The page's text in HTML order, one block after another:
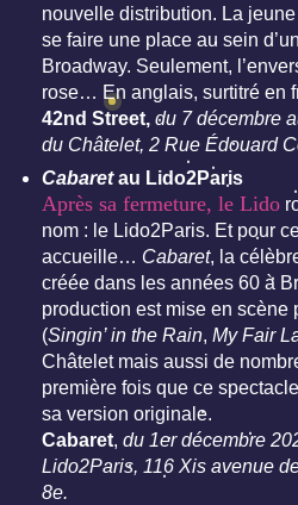
nouvelle distribution. La
se faire une place au sein
Broadway. Seulement,
rose… En anglais, surtitré en
42nd Street, du 7 décembre
du Châtelet, 2 Rue Édouard
Cabaretau Lido2Paris
Après sa fermeture, le Lido
nom : le Lido2Paris. Et pour
accueille… Cabaret, la
créée dans les années 60 à
production est mise en scène
(Singin’ in the Rain, My Fair
Châtelet mais aussi de
première fois que ce
sa version originale.
Cabaret, du 1er décembre
Lido2Paris, 116 Xis avenue
8e.